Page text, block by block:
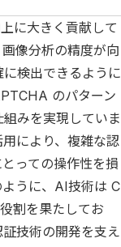
に大きく貢献して
像分析の精度が向
検出できるように
のパターン
みを実現していま
により、複雑な認
っての操作性を損
うに、AI技術は C
割を果たしてお
技術の開発を支え